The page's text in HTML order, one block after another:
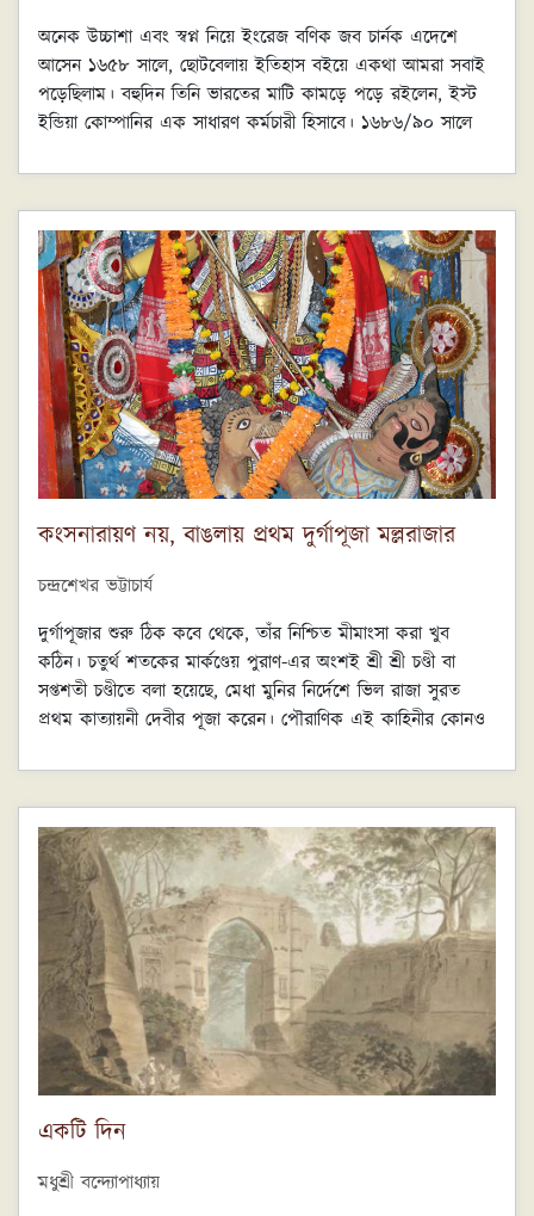
অনেক উচ্চাশা এবং স্বপ্ন নিয়ে ইংরেজ বণিক জব চার্নক এদেশে
আসেন ১৬৫৮ সালে, ছোটবেলায় ইতিহাস বইয়ে একথা আমরা সবাই
পড়েছিলাম। বহুদিন তিনি ভারতের মাটি কামড়ে পড়ে রইলেন, ইস্ট
ইন্ডিয়া কোম্পানির এক সাধারণ কর্মচারী হিসাবে। ১৬৮৬/৯০ সালে
কোম্পানির লোকজন মাদ্রাজ প্রেসিডেন্সি তে পলায়ন করে। কিন্তু হাল
ছেড়ে দেওয়া তো ইংরেজদের রক্তে নেই। তাই ইতিহাসে দেখতে পাই
আবার সেই মুঘলদেরই খুশি করে কোম্পানির কুঠি তৈরি হয়
সুতানুটিতে ১৬৯০ সালের ২৪ শে আগস্ট। চার্নক তখন কোম্পানির
সর্বেসর্বা। তবে ব্যক্তিগত ভাবে চার্নক আদৌ খারাপ লোক ছিলেন না।
নইলে কি সতীদাহের চিতা থেকে এদেশীয় মেয়েকে বাঁচাতে ঝাঁপিয়ে
পড়েন, নিজেরও তো প্রাণ সংশয় হতে পারত, ধর্ম- উন্মাদ ব্যক্তিদের
হাতে। শুধু উদ্ধার করাই নয়, হিন্দুরা যখন সেই মেয়েকে ঘরে নিয়ে
যেতে অস্বীকার করে তখন তাকে খ্রিষ্ট ধর্মে দীক্ষিত করে নাম দেন
'মারিয়া', এবং একেই বিয়ে করেন। এতবড় ঔদার্য তখন দেখানো
সহজ কথা ছিল না।
কংসনারায়ণ নয়, বাঙলায় প্রথম দুর্গাপূজা মল্লরাজার
চন্দ্রশেখর ভট্টাচার্য
দুর্গাপূজার শুরু ঠিক কবে থেকে, তাঁর নিশ্চিত মীমাংসা করা খুব
কঠিন। চতুর্থ শতকের মার্কণ্ডেয় পুরাণ-এর অংশই শ্রী শ্রী চণ্ডী বা
সপ্তশতী চণ্ডীতে বলা হয়েছে, মেধা মুনির নির্দেশে ভিল রাজা সুরত
প্রথম কাত্যায়নী দেবীর পূজা করেন। পৌরাণিক এই কাহিনীর কোনও
ওঝার রামায়ণ বলছে, বনবাসকালে রাবণের সঙ্গে যুদ্ধে বিজয় কামনায়
রামচন্দ্র দুর্গার প্রচলিত কাহিনী, সেখানে একটি নীলপদ্ম কম পড়ায়
রামচন্দ্র নিজের চোখ উৎসর্গ করতে চান, ইত্যাদি। কিন্তু, রামের
দুর্গাপূজার কাহিনী কেবলই বাঙলা রামায়ণেই। সংস্কৃত, হিন্দি বা অন্য
কোনও ভাষার রামায়ণেই তার উল্লেখ নেই।
একটি দিন
মধুশ্রী বন্দ্যোপাধ্যায়